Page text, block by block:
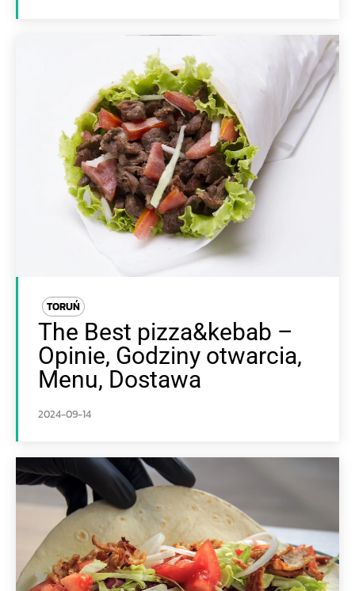
TORUŃ
The Best pizza&kebab –
Opinie, Godziny otwarcia,
Menu, Dostawa
2024-09-14